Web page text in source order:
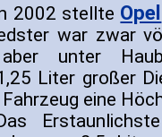
2002 stellte Opel
war zwar
unter
Liter großer
eine